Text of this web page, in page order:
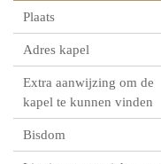
Plaats
Adres kapel
Extra aanwijzing om de
kapel te kunnen vinden
Bisdom